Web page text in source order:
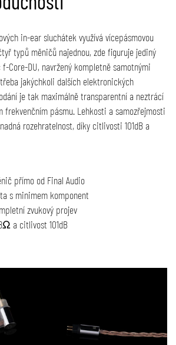
in-ear sluchátek využívá vícepásmovou
typů měničů najednou, zde figuruje jediný
Core-DU, navržený kompletně samotnými
jakýchkoli dalších elektronických
je tak maximálně transparentní a neztrácí
frekvenčním pásmu. Lehkosti a samozřejmosti
rozehratelnost, díky citlivosti 101dB a
přímo od Final Audio
s minimem komponent
zvukový projev
a citlivost 101dB